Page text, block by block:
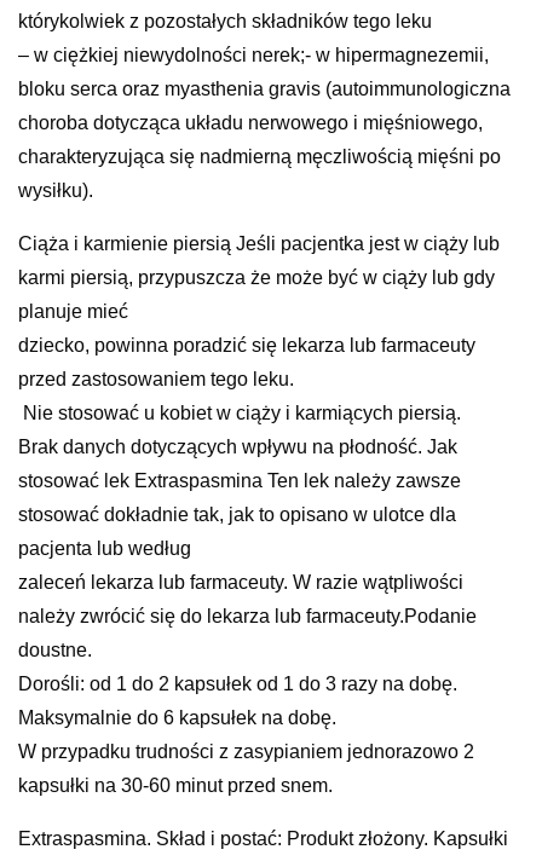
którykolwiek z pozostałych składników tego leku
– w ciężkiej niewydolności nerek;- w hipermagnezemii,
bloku serca oraz myasthenia gravis (autoimmunologiczna
choroba dotycząca układu nerwowego i mięśniowego,
charakteryzująca się nadmierną męczliwością mięśni po
wysiłku).
Ciąża i karmienie piersią Jeśli pacjentka jest w ciąży lub
karmi piersią, przypuszcza że może być w ciąży lub gdy
planuje mieć
dziecko, powinna poradzić się lekarza lub farmaceuty
przed zastosowaniem tego leku.
Nie stosować u kobiet w ciąży i karmiących piersią.
Brak danych dotyczących wpływu na płodność. Jak
stosować lek Extraspasmina Ten lek należy zawsze
stosować dokładnie tak, jak to opisano w ulotce dla
pacjenta lub według
zaleceń lekarza lub farmaceuty. W razie wątpliwości
należy zwrócić się do lekarza lub farmaceuty.Podanie
doustne.
Dorośli: od 1 do 2 kapsułek od 1 do 3 razy na dobę.
Maksymalnie do 6 kapsułek na dobę.
W przypadku trudności z zasypianiem jednorazowo 2
kapsułki na 30-60 minut przed snem.
Extraspasmina. Skład i postać: Produkt złożony. Kapsułki